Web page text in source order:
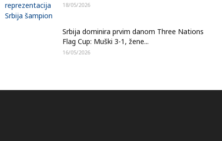
18/05/2026
Srbija dominira prvim danom Three Nations
Flag Cup: Muški 3-1, žene...
16/05/2026